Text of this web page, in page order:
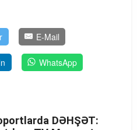
E-Mail
WhatsApp
DƏHŞƏT: